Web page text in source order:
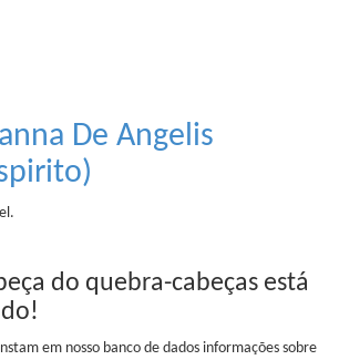
De Angelis
do quebra-cabeças está
em nosso banco de dados informações sobre